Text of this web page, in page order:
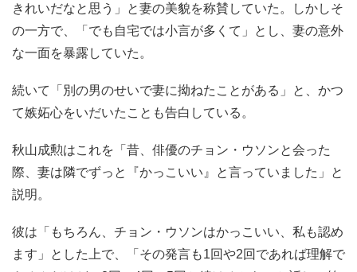
きれいだなと思う」と妻の美貌を称賛していた。しかしそ
の一方で、「でも自宅では小言が多くて」とし、妻の意外
な一面を暴露していた。
続いて「別の男のせいで妻に拗ねたことがある」と、かつ
て嫉妬心をいだいたことも告白している。
秋山成勲はこれを「昔、俳優のチョン・ウソンと会った
際、妻は隣でずっと『かっこいい』と言っていました」と
説明。
彼は「もちろん、チョン・ウソンはかっこいい、私も認め
ます」とした上で、「その発言も1回や2回であれば理解で